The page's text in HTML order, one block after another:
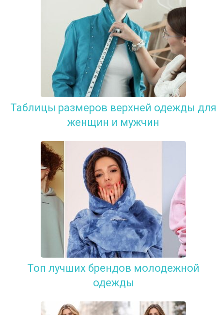
Таблицы размеров верхней одежды для
женщин и мужчин
Топ лучших брендов молодежной
одежды